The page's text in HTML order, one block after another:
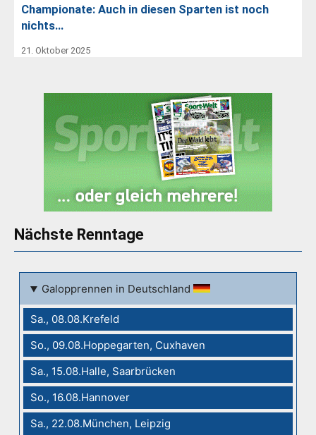
Championate: Auch in diesen Sparten ist noch
nichts…
21. Oktober 2025
Nächste Renntage
Galopprennen in Deutschland
Sa., 08.08.Krefeld
So., 09.08.Hoppegarten, Cuxhaven
Sa., 15.08.Halle, Saarbrücken
So., 16.08.Hannover
Sa., 22.08.München, Leipzig